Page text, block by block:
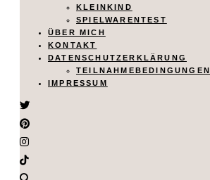
KLEINKIND
SPIELWARENTEST
ÜBER MICH
KONTAKT
DATENSCHUTZERKLÄRUNG
TEILNAHMEBEDINGUNGEN
IMPRESSUM